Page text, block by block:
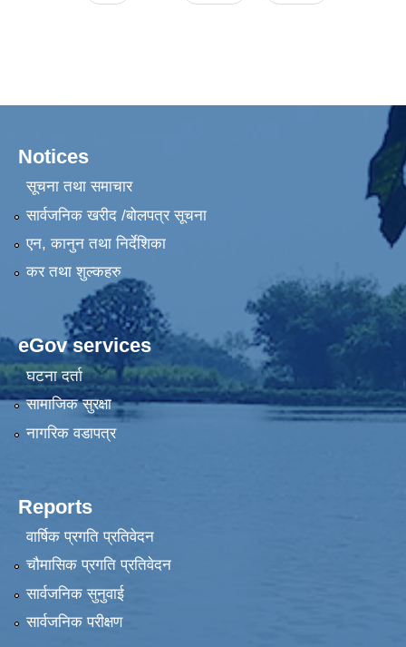
Notices
सूचना तथा समाचार
सार्वजनिक खरीद /बोलपत्र सूचना
एन, कानुन तथा निर्देशिका
कर तथा शुल्कहरु
eGov services
घटना दर्ता
सामाजिक सुरक्षा
नागरिक वडापत्र
Reports
वार्षिक प्रगति प्रतिवेदन
चौमासिक प्रगति प्रतिवेदन
सार्वजनिक सुनुवाई
सार्वजनिक परीक्षण